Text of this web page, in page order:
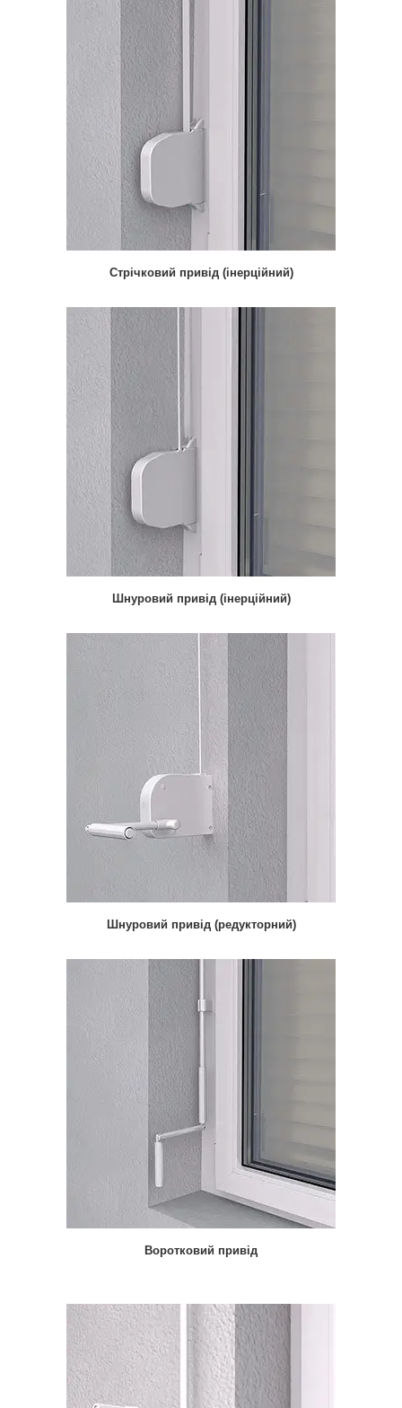
Стрічковий привід (інерційний)
Шнуровий привід (інерційний)
Шнуровий привід (редукторний)
Воротковий привід